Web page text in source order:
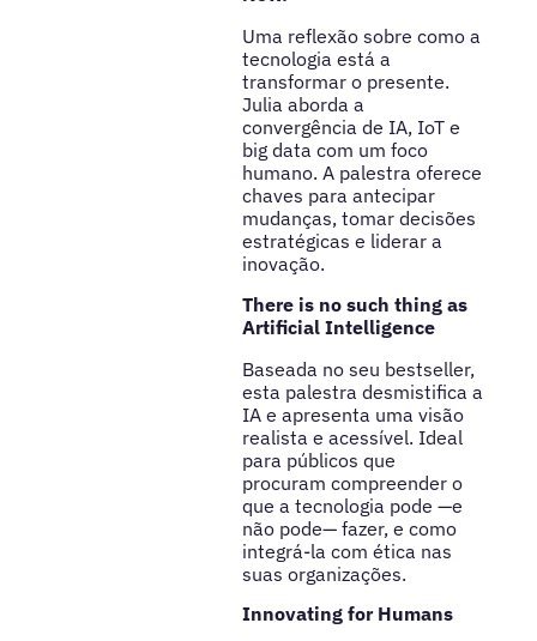
Uma reflexão sobre como a
tecnologia está a
transformar o presente.
Julia aborda a
convergência de IA, IoT e
big data com um foco
humano. A palestra oferece
chaves para antecipar
mudanças, tomar decisões
estratégicas e liderar a
inovação.
There is no such thing as
Artificial Intelligence
Baseada no seu bestseller,
esta palestra desmistifica a
IA e apresenta uma visão
realista e acessível. Ideal
para públicos que
procuram compreender o
que a tecnologia pode —e
não pode— fazer, e como
integrá-la com ética nas
suas organizações.
Innovating for Humans